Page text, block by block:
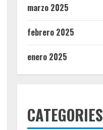
marzo 2025
febrero 2025
enero 2025
CATEGORIES